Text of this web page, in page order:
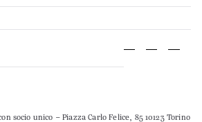
socio unico – Piazza Carlo Felice, 85 10123 Torino